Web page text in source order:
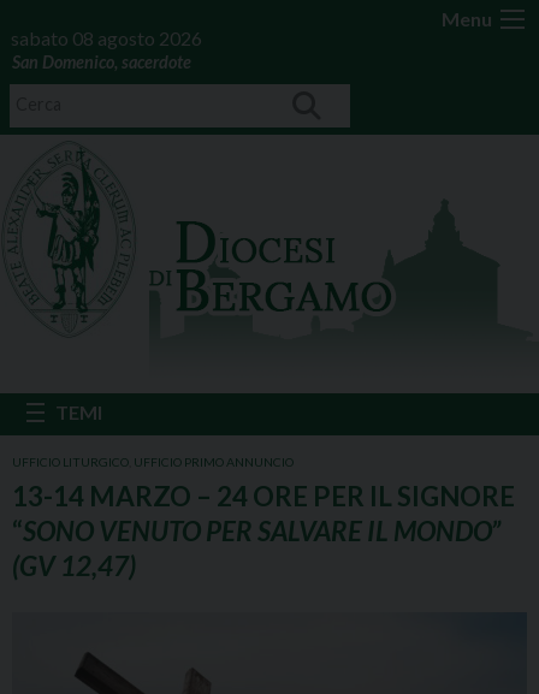
Menu
sabato 08 agosto 2026
San Domenico, sacerdote
UFFICIO LITURGICO UFFICIO PRIMO ANNUNCIO
13-14 MARZO – 24 ORE PER IL SIGNORE
“SONO VENUTO PER SALVARE IL MONDO”
(GV 12,47)